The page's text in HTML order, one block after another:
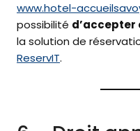
www.hotel-
possibilité d’accepter
la solution de
ReservIT.